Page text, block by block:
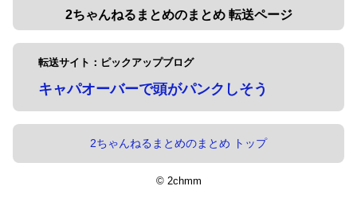
2ちゃんねるまとめのまとめ 転送ページ
転送サイト：ピックアップブログ
キャパオーバーで頭がパンクしそう
2ちゃんねるまとめのまとめ トップ
© 2chmm